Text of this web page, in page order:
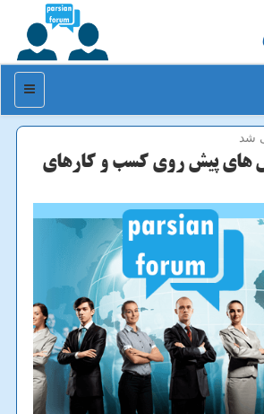
منو
شد
های پیش روی كسب و كارهای